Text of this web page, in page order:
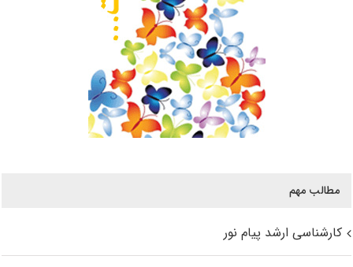
مطالب مهم
کارشناسی ارشد پیام نور